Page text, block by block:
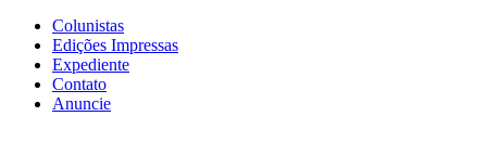
Colunistas
Edições Impressas
Expediente
Contato
Anuncie